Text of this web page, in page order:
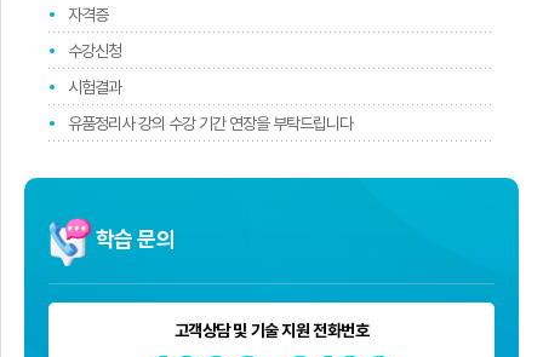
자격증
수강신청
시험결과
유품정리사 강의 수강 기간 연장을 부탁드립니다
학습 문의
고객상담 및 기술 지원 전화번호